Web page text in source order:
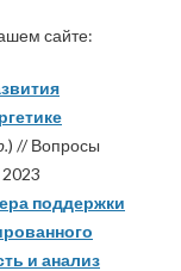
сайте:
) // Вопросы
поддержки
и анализ